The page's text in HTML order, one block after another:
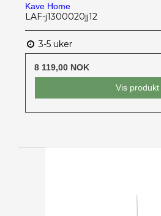
Kave Home
LAF-j1300020jj12
3-5 uker
8 119,00 NOK
Vis produkt